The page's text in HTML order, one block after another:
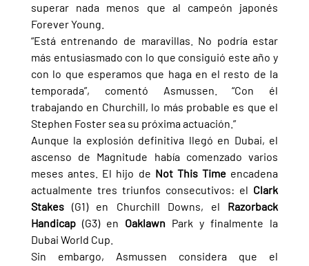
superar nada menos que al campeón japonés
Forever Young.
“Está entrenando de maravillas. No podría estar
más entusiasmado con lo que consiguió este año y
con lo que esperamos que haga en el resto de la
temporada”, comentó Asmussen. “Con él
trabajando en Churchill, lo más probable es que el
Stephen Foster sea su próxima actuación.”
Aunque la explosión definitiva llegó en Dubai, el
ascenso de Magnitude había comenzado varios
meses antes. El hijo de Not This Time encadena
actualmente tres triunfos consecutivos: el Clark
Stakes (G1) en Churchill Downs, el Razorback
Handicap (G3) en Oaklawn Park y finalmente la
Dubai World Cup.
Sin embargo, Asmussen considera que el